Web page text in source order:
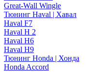
Great-Wall Wingle
Тюнинг Haval | Хавал
Haval F7
Haval H 2
Haval H6
Haval H9
Тюнинг Honda | Хонда
Honda Accord